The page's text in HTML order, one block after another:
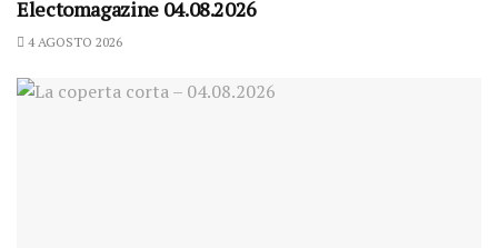
Electomagazine 04.08.2026
4 AGOSTO 2026